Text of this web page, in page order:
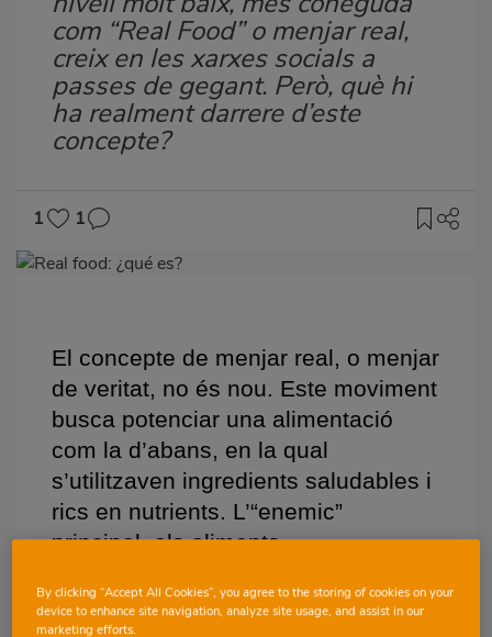
com “Real Food” o menjar real,
creix en les xarxes socials a
passes de gegant. Però, què hi
ha realment darrere d’este
concepte?
1
1
Imagen
Body
El concepte de menjar real, o menjar
de veritat, no és nou. Este moviment
busca potenciar una alimentació
com la d’abans, en la qual
s’utilitzaven ingredients saludables i
rics en nutrients. L’“enemic”
principal, els aliments
By clicking “Accept All Cookies”, you agree to the storing of cookies on your
device to enhance site navigation, analyze site usage, and assist in our
marketing efforts.